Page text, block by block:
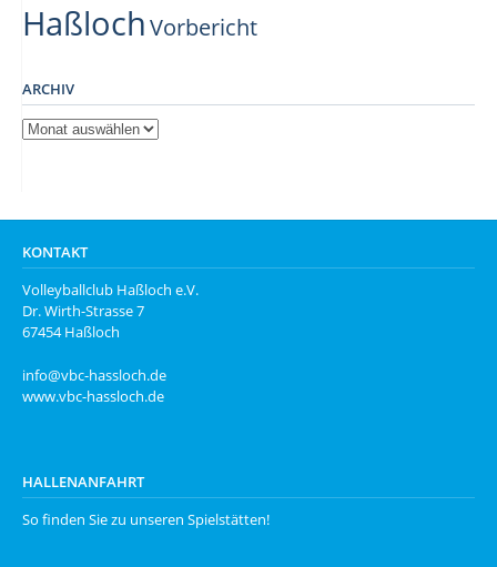
HaßlochVorbericht
ARCHIV
Archiv
KONTAKT
Volleyballclub Haßloch e.V.
Dr. Wirth-Strasse 7
67454 Haßloch
info@vbc-hassloch.de
www.vbc-hassloch.de
HALLENANFAHRT
So finden Sie zu unseren Spielstätten!